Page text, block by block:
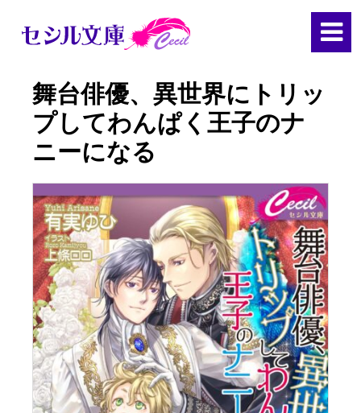
舞台俳優、異世界にトリッ
プしてわんぱく王子のナ
ニーになる